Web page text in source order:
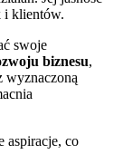
i klientów.
swoje
biznesu,
wyznaczoną
aspiracje, co